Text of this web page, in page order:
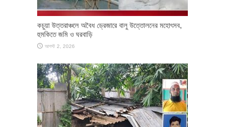
কচুয়া উত্তরাঞ্চলে অবৈধ ড্রেজারে বালু উত্তোলনের মহোৎসব,
হুমকিতে জমি ও ঘরবাড়ি
আগস্ট 2, 2026